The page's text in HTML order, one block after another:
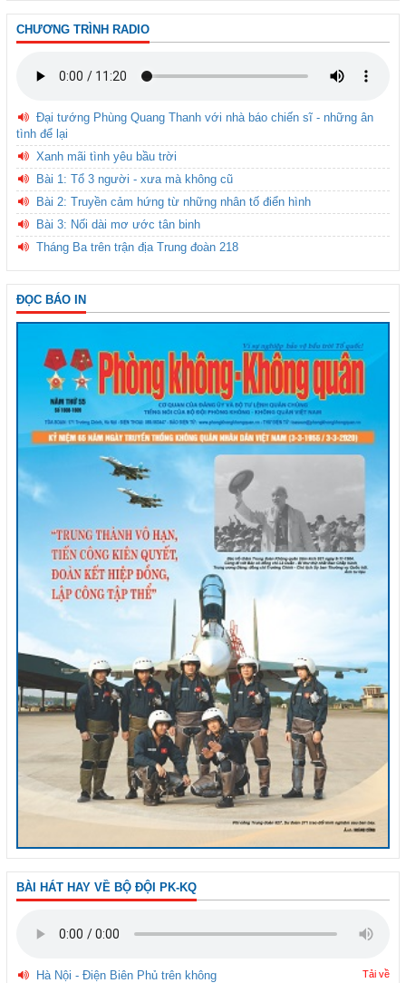
CHƯƠNG TRÌNH RADIO
Đại tướng Phùng Quang Thanh với nhà báo chiến sĩ - những ân
tình để lại
Xanh mãi tình yêu bầu trời
Bài 1: Tổ 3 người - xưa mà không cũ
Bài 2: Truyền cảm hứng từ những nhân tố điển hình
Bài 3: Nối dài mơ ước tân binh
Tháng Ba trên trận địa Trung đoàn 218
ĐỌC BÁO IN
BÀI HÁT HAY VỀ BỘ ĐỘI PK-KQ
Hà Nội - Điện Biên Phủ trên không Tải về